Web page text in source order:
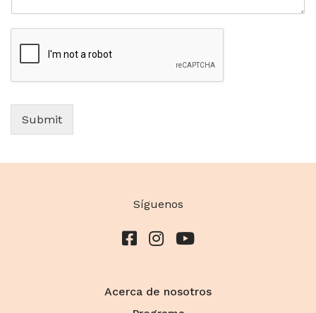
Submit
Síguenos
Acerca de nosotros